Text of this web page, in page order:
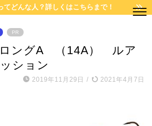
てどんな人？詳しくはこちらまで！
PR
ングA （14A） ルア
ション
2019年11月29日 / 2021年4月7日